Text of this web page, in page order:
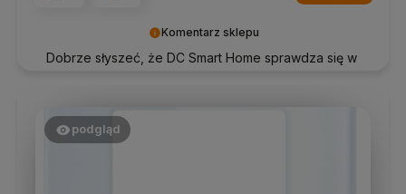
Komentarz sklepu
Dobrze słyszeć, że DC Smart Home sprawdza się w
podgląd